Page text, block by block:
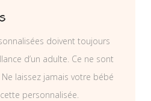
doivent toujours
d’un adulte. Ce ne sont
laissez jamais votre bébé
personnalisée.